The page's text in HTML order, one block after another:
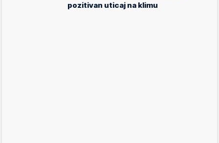
pozitivan uticaj na klimu